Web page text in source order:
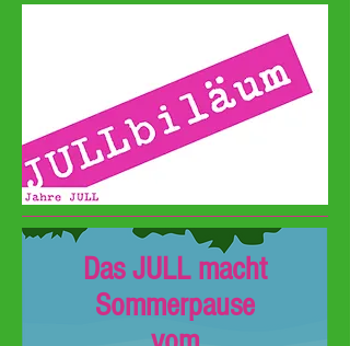
Das JULL macht
Sommerpause